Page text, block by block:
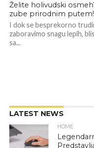
Želite holivudski
zube prirodnim putem!
I dok se besprekorno
zaboravimo snagu lepih,
sa...
LATEST NEWS
HOME